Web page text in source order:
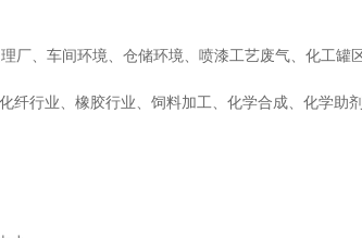
厂、车间环境、仓储环境、喷漆工艺废气、化工罐
行业、橡胶行业、饲料加工、化学合成、化学助